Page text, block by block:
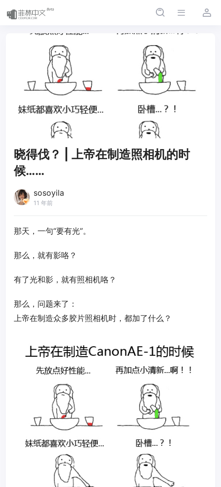
晓得伐？ | 上帝在制造照相机的时
候……
sosoyila
11 年前
那天，一句“要有光”。
那么，就有影咯？
有了光和影，就有照相机咯？
那么，问题来了：
上帝在制造众多胶片照相机时，都加了什么？